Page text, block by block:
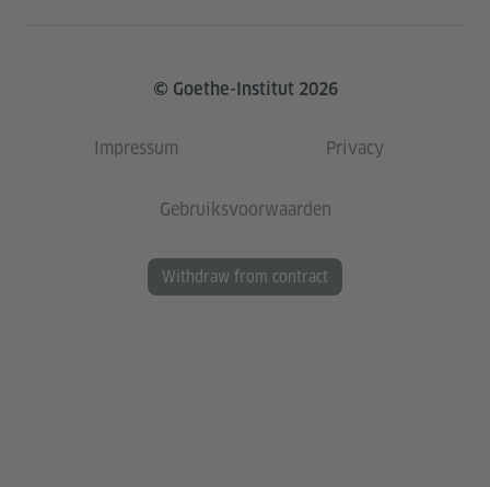
© Goethe-Institut 2026
Impressum Privacy
Gebruiksvoorwaarden
Withdraw from contract